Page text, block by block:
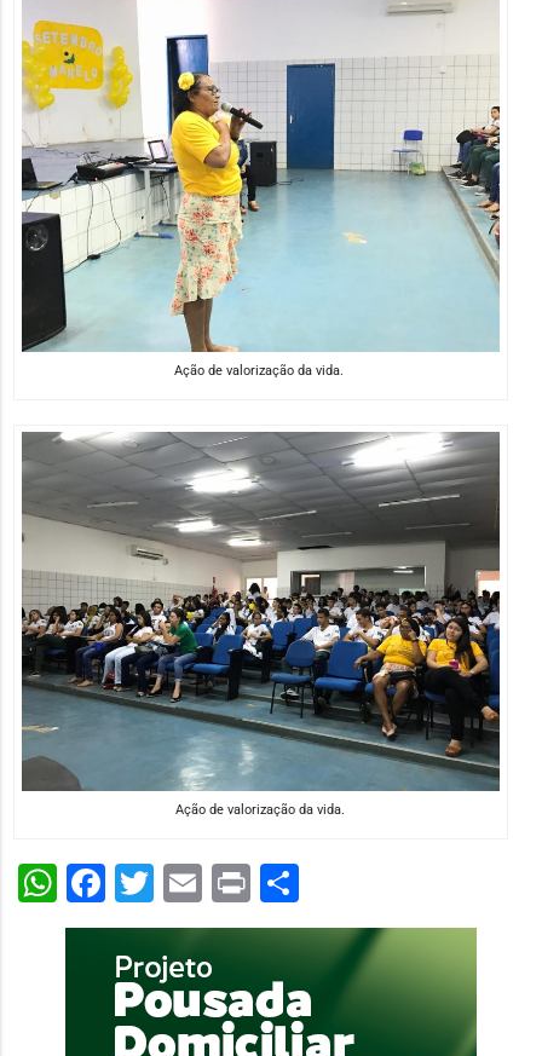
Ação de valorização da vida.
Ação de valorização da vida.
WhatsApp
Facebook
Twitter
Email
PrintShare